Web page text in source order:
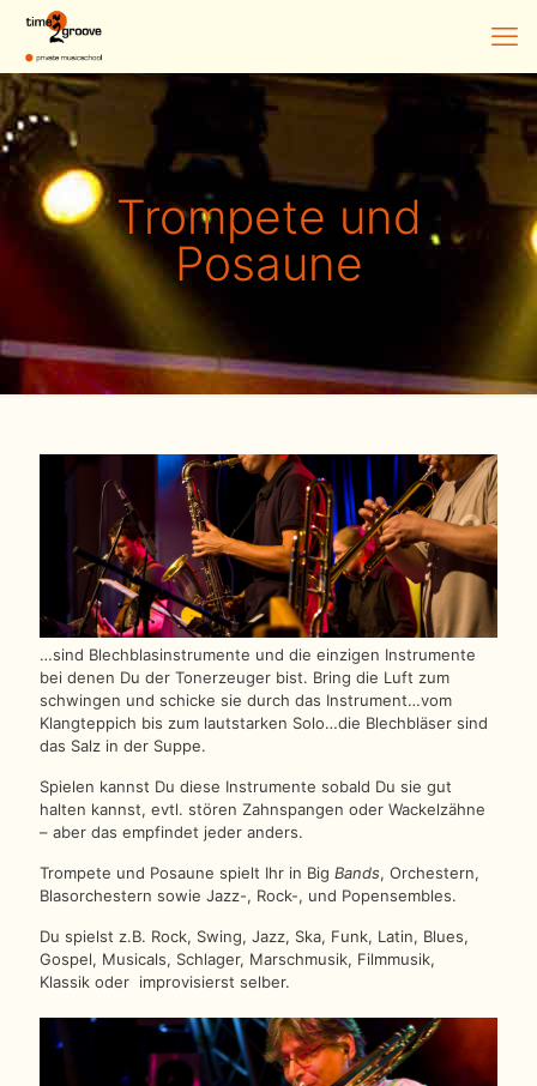
Trompete und
Posaune
…sind Blechblasinstrumente und die einzigen Instrumente
bei denen Du der Tonerzeuger bist. Bring die Luft zum
schwingen und schicke sie durch das Instrument…vom
Klangteppich bis zum lautstarken Solo…die Blechbläser sind
das Salz in der Suppe.
Spielen kannst Du diese Instrumente sobald Du sie gut
halten kannst, evtl. stören Zahnspangen oder Wackelzähne
– aber das empfindet jeder anders.
Trompete und Posaune spielt Ihr in Big Bands, Orchestern,
Blasorchestern sowie Jazz-, Rock-, und Popensembles.
Du spielst z.B. Rock, Swing, Jazz, Ska, Funk, Latin, Blues,
Gospel, Musicals, Schlager, Marschmusik, Filmmusik,
Klassik oder improvisierst selber.